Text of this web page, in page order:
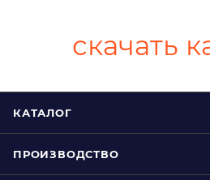
скачать
КАТАЛОГ
ПРОИЗВОДСТВО